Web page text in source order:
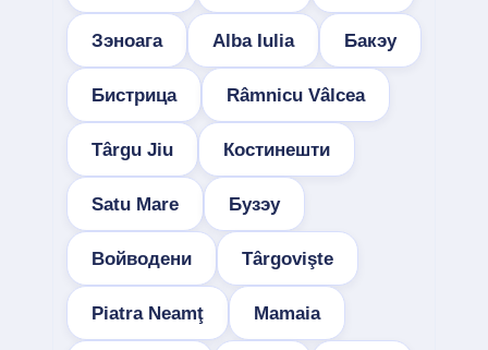
Зэноага Alba Iulia Бакэу
Бистрица Râmnicu Vâlcea
Târgu Jiu Костинешти
Satu Mare Бузэу
Войводени Târgovişte
Piatra Neamţ Mamaia